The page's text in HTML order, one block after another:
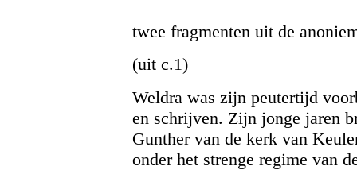
twee fragmenten uit de
(uit c.1)
Weldra was zijn peutertijd
en schrijven. Zijn jonge jaren
Gunther van de kerk van
onder het strenge regime van